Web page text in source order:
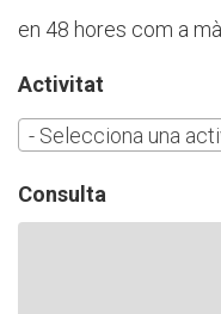
en 48 hores com a
Activitat
- Selecciona una
Consulta